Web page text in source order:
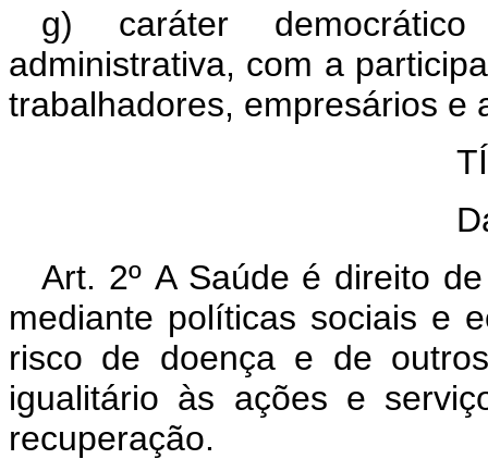
g) caráter
administrativa, com a
trabalhadores, empresários e
Art. 2º A Saúde é direito
mediante políticas sociais e
risco de doença e de
igualitário às ações e
recuperação.